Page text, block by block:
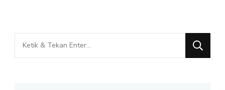
Mencari
Sesuatu?